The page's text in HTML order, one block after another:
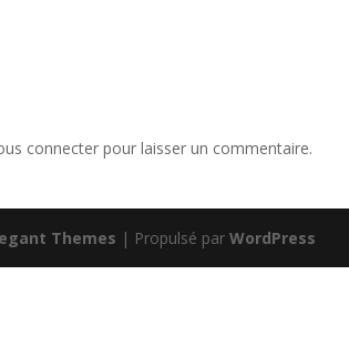
connecter pour laisser un commentaire.
Themes | Propulsé parWordPress